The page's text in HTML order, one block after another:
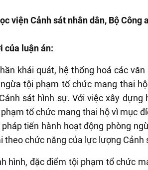
viện Cảnh sát nhân dân, Bộ Công
của luận án:
khái quát, hệ thống hoá các
tội phạm tổ chức mang thai
sát hình sự. Với việc xây
tổ chức mang thai hộ vì mục
tiến hành hoạt động phòng
theo chức năng của lực lượng Cảnh
hình, đặc điểm tội phạm tổ chức